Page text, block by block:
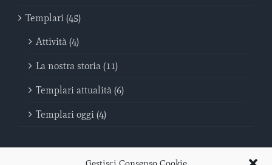
Templari (45)
Attività (4)
La nostra storia (11)
Templari attualità (6)
Templari oggi (4)